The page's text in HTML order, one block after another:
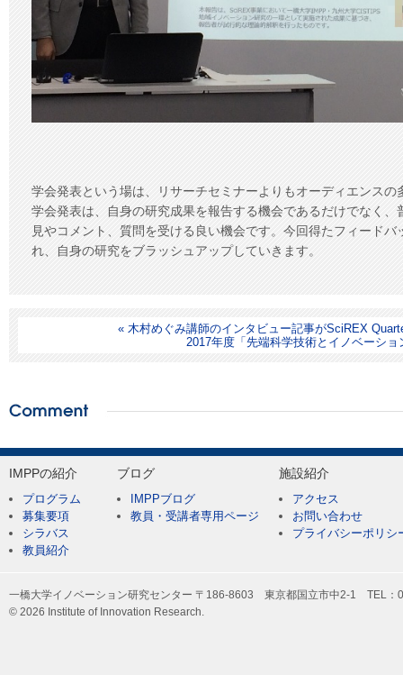
学会発表という場は、リサーチセミナーよりもオーディエンス
学会発表は、自身の研究成果を報告する機会であるだけでなく
見やコメント、質問を受ける良い機会です。今回得たフィード
れ、自身の研究をブラッシュアップしていきます。
« 木村めぐみ講師のインタビュー記事がSciREX
2017年度「先端科学技術とイノベーシ
IMPPの紹介
プログラム
募集要項
シラバス
教員紹介
ブログ
IMPPブログ
教員・受講者専用ページ
施設紹介
アクセス
お問い合わせ
プライバシーポリシ
一橋大学イノベーション研究センター 〒186-8603 東京都国立市中2-1 TEL：
© 2026 Institute of Innovation Research.